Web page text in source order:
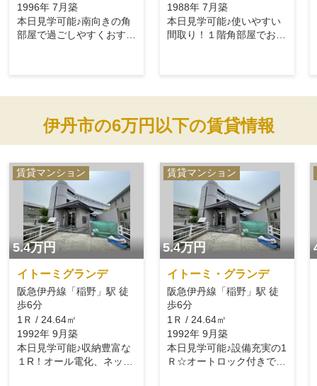
1996年 7月築
本日見学可能♪南向きの角
部屋で過ごしやすくおすす
1988年 7月築
本日見学可能♪使いやすい
間取り！１階角部屋でおす
伊丹市の6万円以下の賃貸情報
賃貸マンション
5.4万円
イトーミグランデ
阪急伊丹線「稲野」駅 徒
歩6分
1Ｒ / 24.64㎡
1992年 9月築
本日見学可能♪収納豊富な
１R！オール電化、ネット
賃貸マンション
5.4万円
イトーミ・グランデ
阪急伊丹線「稲野」駅 徒
歩6分
1Ｒ / 24.64㎡
1992年 9月築
本日見学可能♪設備充実の1
Ｒ☆オートロック付きで安